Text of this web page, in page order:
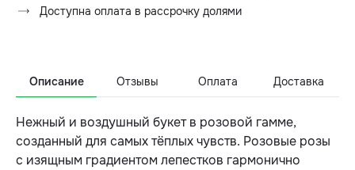
Доступна оплата в рассрочку долями
Описание Отзывы Оплата Доставка
Нежный и воздушный букет в розовой гамме,
созданный для самых тёплых чувств. Розовые розы
с изящным градиентом лепестков гармонично